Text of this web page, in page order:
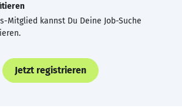
Mitglied kannst Du Deine Job-Suche
Jetzt registrieren